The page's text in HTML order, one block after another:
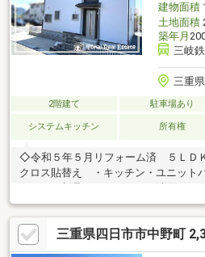
建物面積
土地面積
築年月
三岐
三重
2階建て 駐車場あり
システムキッチン 所有権
◇令和５年５月リフォーム済 ５Ｌ
クロス貼替え ・キッチン・ユニット
え ・ハウスクリーニング◇駐車３台
１９分◇八風中学校…自転車２１分◇
分 ◇東海環状自動車道「東員」ＩＣ…
ル東員…車約１０分【カーナビポイ
三重県四日市市中野町